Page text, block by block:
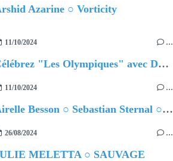
Azarine ○ Vorticity
11/10/2024 …
Célébrez "Les Olympiques" avec DVTR !
11/10/2024 …
Airelle Besson ○ Sebastian Sternal ○ Jonas Burgwinkel
26/08/2024 …
MELETTA ○ SAUVAGE